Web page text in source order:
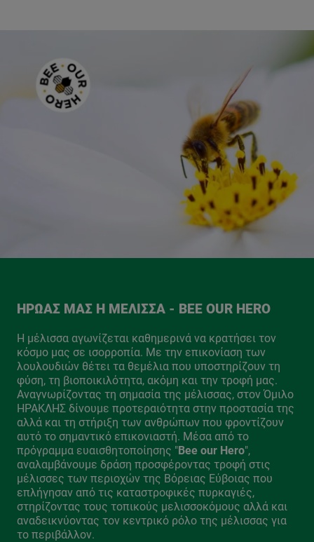
ΉΡΩΆΣ ΜΑΣ Η ΜΈΛΙΣΣΑ - BEE OUR HERO
Η μέλισσα αγωνίζεται καθημερινά να κρατήσει τον
κόσμο μας σε ισορροπία. Με την επικονίαση των
λουλουδιών θέτει τα θεμέλια που υποστηρίζουν τη
φύση, τη βιοποικιλότητα, ακόμη και την τροφή μας.
Αναγνωρίζοντας τη σημασία της μέλισσας, στον Όμιλο
ΗΡΑΚΛΗΣ δίνουμε προτεραιότητα στην προστασία της
αλλά και τη στήριξη των ανθρώπων που φροντίζουν
αυτό το σημαντικό επικονιαστή. Μέσα από το
πρόγραμμα ευαισθητοποίησης "Bee our Hero",
αναλαμβάνουμε δράση προσφέροντας τροφή στις
μέλισσες των περιοχών της Βόρειας Εύβοιας που
επλήγησαν από τις καταστροφικές πυρκαγιές,
στηρίζοντας τους τοπικούς μελισσοκόμους αλλά και
αναδεικνύοντας τον κεντρικό ρόλο της μέλισσας για
το περιβάλλον.